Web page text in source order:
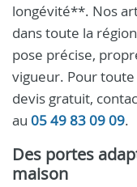
longévité**. Nos
dans toute la
pose précise,
vigueur. Pour
devis gratuit,
au 05 49 83 09 09.
Des portes
maison